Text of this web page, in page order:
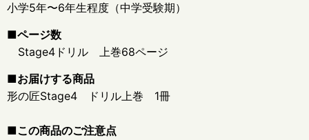
小学5年〜6年生程度（中学受験期）
■ページ数
Stage4ドリル 上巻68ページ
■お届けする商品
形の匠Stage4 ドリル上巻 1冊
■この商品のご注意点